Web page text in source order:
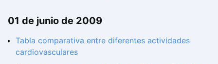
01 de junio de 2009
Tabla comparativa entre diferentes actividades
cardiovasculares